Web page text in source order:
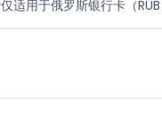
适用于俄罗斯银行卡（